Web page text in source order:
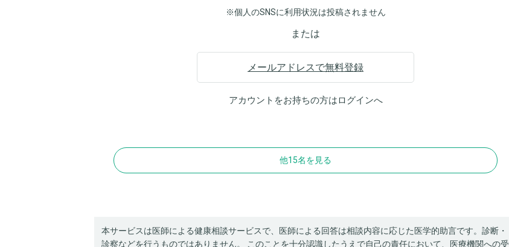
※個人のSNSに利用状況は投稿されません
または
メールアドレスで無料登録
アカウントをお持ちの方はログインへ
他15名を見る
本サービスは医師による健康相談サービスで、医師による回答は相談内容に応じた医学的助言です。診断・
診察などを行うものではありません。 このことを十分認識したうえで自己の責任において、医療機関への受